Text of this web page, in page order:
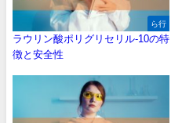
ら行
ラウリン酸ポリグリセリル-10の特
徴と安全性